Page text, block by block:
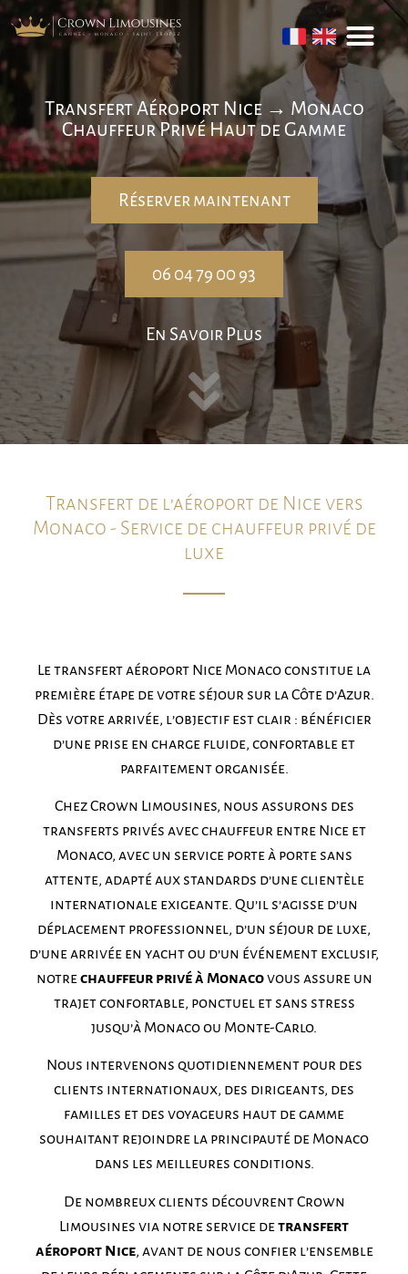
Transfert Aéroport Nice → Monaco
Chauffeur Privé Haut de Gamme
Réserver maintenant
06 04 79 00 93
En Savoir Plus
Transfert de l’aéroport de Nice vers
Monaco - Service de chauffeur privé de
luxe
Le transfert aéroport Nice Monaco constitue la
première étape de votre séjour sur la Côte d’Azur.
Dès votre arrivée, l’objectif est clair : bénéficier
d’une prise en charge fluide, confortable et
parfaitement organisée.
Chez Crown Limousines, nous assurons des
transferts privés avec chauffeur entre Nice et
Monaco, avec un service porte à porte sans
attente, adapté aux standards d’une clientèle
internationale exigeante. Qu’il s’agisse d’un
déplacement professionnel, d’un séjour de luxe,
d’une arrivée en yacht ou d’un événement exclusif,
notrechauffeur privé à Monacovous assure un
trajet confortable, ponctuel et sans stress
jusqu’à Monaco ou Monte-Carlo.
Nous intervenons quotidiennement pour des
clients internationaux, des dirigeants, des
familles et des voyageurs haut de gamme
souhaitant rejoindre la principauté de Monaco
dans les meilleures conditions.
De nombreux clients découvrent Crown
Limousines via notre service detransfert
aéroport Nice, avant de nous confier l’ensemble